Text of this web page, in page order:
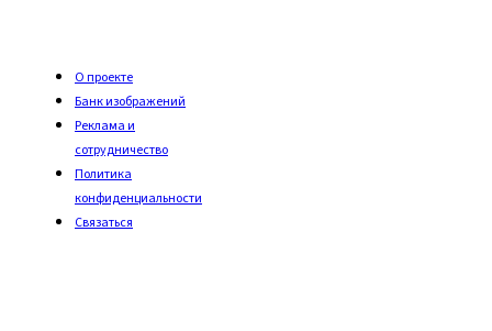
О проекте
Банк изображений
Реклама и
сотрудничество
Политика
конфиденциальности
Связаться